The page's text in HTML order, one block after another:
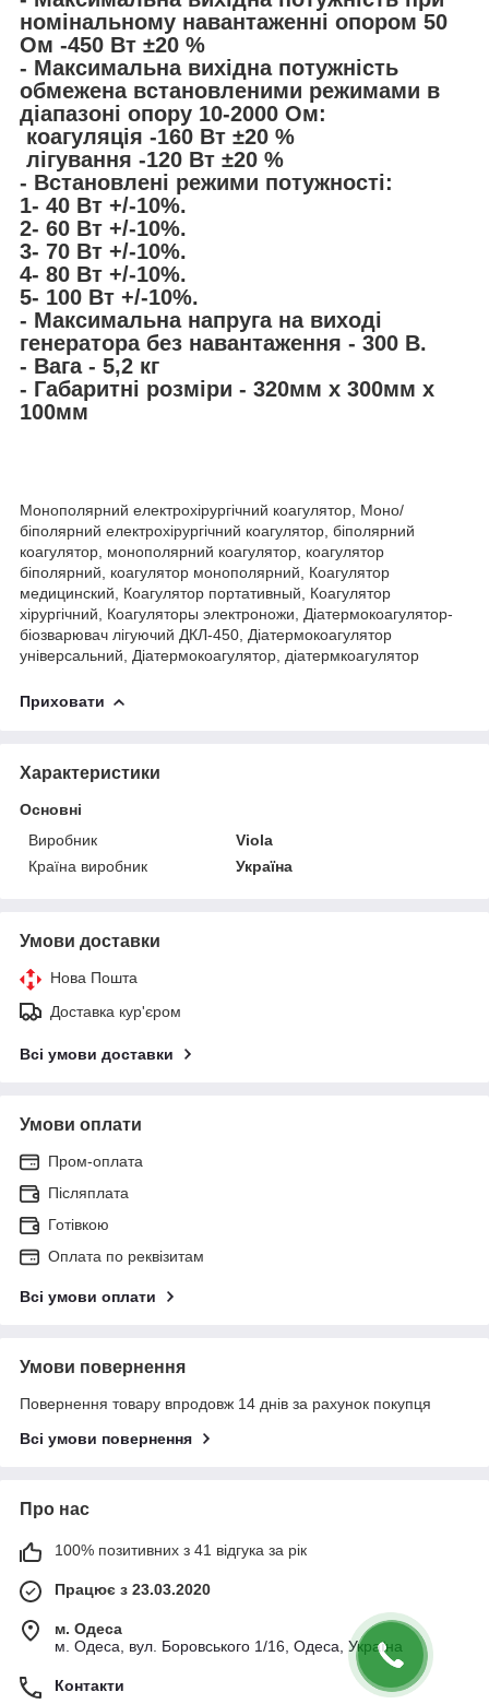
номінальному навантаженні опором 50
Ом -450 Вт ±20 %
- Максимальна вихідна потужність
обмежена встановленими режимами в
діапазоні опору 10-2000 Ом:
коагуляція -160 Вт ±20 %
лігування -120 Вт ±20 %
- Встановлені режими потужності:
1- 40 Вт +/-10%.
2- 60 Вт +/-10%.
3- 70 Вт +/-10%.
4- 80 Вт +/-10%.
5- 100 Вт +/-10%.
- Максимальна напруга на виході
генератора без навантаження - 300 В.
- Вага - 5,2 кг
- Габаритні розміри - 320мм х 300мм х
100мм
Монополярний електрохірургічний коагулятор, Моно/
біполярний електрохірургічний коагулятор, біполярний
коагулятор, монополярний коагулятор, коагулятор
біполярний, коагулятор монополярний, Коагулятор
медицинский, Коагулятор портативный, Коагулятор
хірургічний, Коагуляторы электроножи, Діатермокоагулятор-
біозварювач лігуючий ДКЛ-450, Діатермокоагулятор
універсальний, Діатермокоагулятор, діатермкоагулятор
Приховати
Характеристики
Основні
Виробник
Viola
Країна виробник
Україна
Умови доставки
Нова Пошта
Доставка кур'єром
Всі умови доставки
Умови оплати
Пром-оплата
Післяплата
Готівкою
Оплата по реквізитам
Всі умови оплати
Умови повернення
Повернення товару впродовж 14 днів за рахунок покупця
Всі умови повернення
Про нас
100% позитивних з 41 відгука за рік
Працює з 23.03.2020
м. Одеса
м. Одеса, вул. Боровського 1/16, Одеса, Україна
Контакти